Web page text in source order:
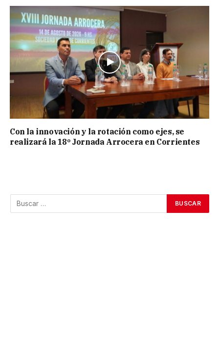
Con la innovación y la rotación como ejes, se
realizará la 18º Jornada Arrocera en Corrientes